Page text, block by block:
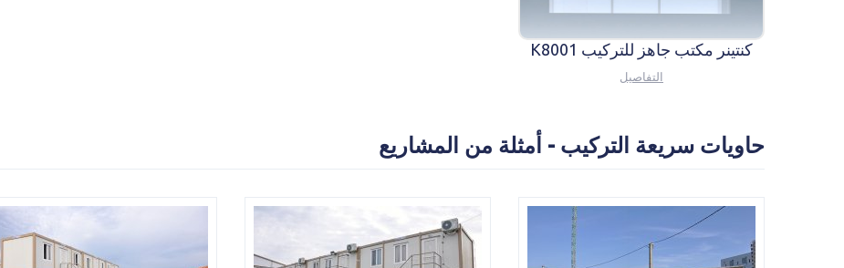
كنتينر مكتب جاهز للتركيب K8001
التفاصيل
حاويات سريعة التركيب - أمثلة من المشاريع